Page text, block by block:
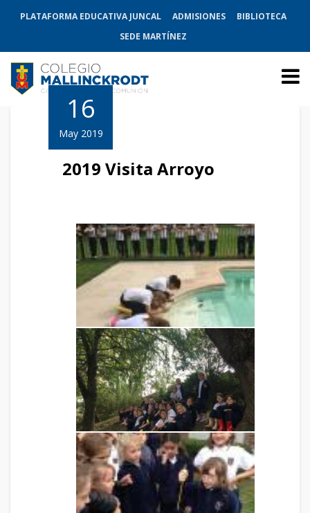
PLATAFORMA EDUCATIVA JUNCAL ADMISIONES
BIBLIOTECA
SEDE MARTÍNEZ
16
May 2019
2019 Visita Arroyo